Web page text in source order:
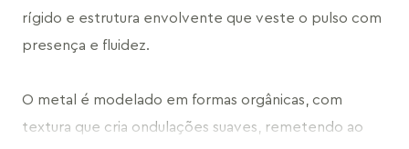
rígido e estrutura envolvente que veste o pulso com
presença e fluidez.
O metal é modelado em formas orgânicas, com
textura que cria ondulações suaves, remetendo ao